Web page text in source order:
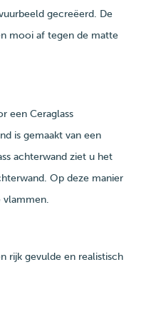
gecreëerd. De
mooi af tegen de matte
een Ceraglass
is gemaakt van een
achterwand ziet u het
Op deze manier
vlammen.
rijk gevulde en realistisch